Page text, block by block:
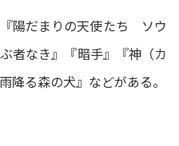
陽だまりの天使たち ソウ
者なき』『暗手』『神（カ
降る森の犬』などがある。